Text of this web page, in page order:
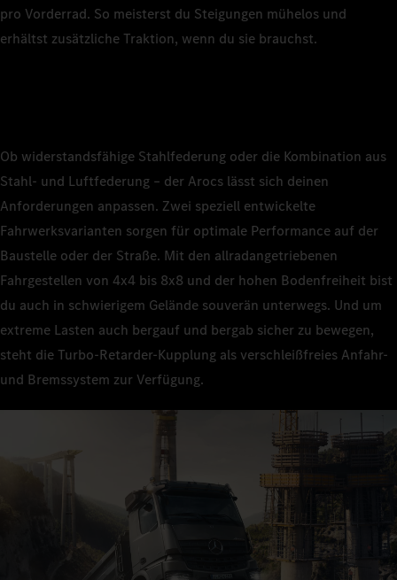
pro Vorderrad. So meisterst du Steigungen mühelos und
erhältst zusätzliche Traktion, wenn du sie brauchst.
Ob widerstandsfähige Stahlfederung oder die Kombination aus
Stahl- und Luftfederung – der Arocs lässt sich deinen
Anforderungen anpassen. Zwei speziell entwickelte
Fahrwerksvarianten sorgen für optimale Performance auf der
Baustelle oder der Straße. Mit den allradangetriebenen
Fahrgestellen von 4x4 bis 8x8 und der hohen Bodenfreiheit bist
du auch in schwierigem Gelände souverän unterwegs. Und um
extreme Lasten auch bergauf und bergab sicher zu bewegen,
steht die Turbo-Retarder-Kupplung als verschleißfreies Anfahr-
und Bremssystem zur Verfügung.